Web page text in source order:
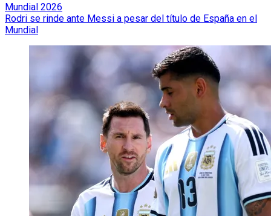
Mundial 2026
Rodri se rinde ante Messi a pesar del título de España en el
Mundial